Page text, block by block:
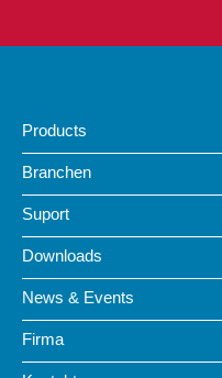
Products
Branchen
Suport
Downloads
News & Events
Firma